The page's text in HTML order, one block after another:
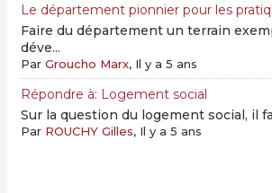
Le département pionnier pour les
Faire du département un terrain
déve...
ParGroucho Marx, Il y a 5 ans
Répondre à: Logement social
Sur la question du logement social, il
Par ROUCHY Gilles, Il y a 5 ans